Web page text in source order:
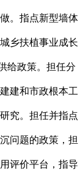
。指点新型墙体
乡扶植事业成长
给政策。担任分
建和市政根本工
究。担任并指点
问题的政策，担
评价平台，指导